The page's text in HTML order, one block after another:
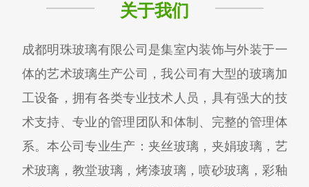
关于我们
成都明珠玻璃有限公司是集室内装饰与外装于一
体的艺术玻璃生产公司，我公司有大型的玻璃加
工设备，拥有各类专业技术人员，具有强大的技
术支持、专业的管理团队和体制、完整的管理体
系。本公司专业生产：夹丝玻璃，夹娟玻璃，艺
术玻璃，教堂玻璃，烤漆玻璃，喷砂玻璃，彩釉